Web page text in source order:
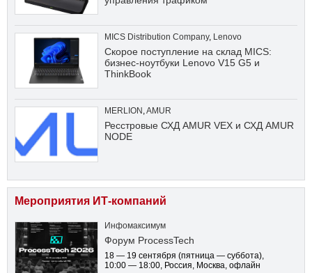
MICS Distribution Company, Lenovo
Скорое поступление на склад MICS:
бизнес-ноутбуки Lenovo V15 G5 и
ThinkBook
MERLION ,AMUR
Ресстровые СХД AMUR VEX и СХД AMUR
NODE
Мероприятия ИТ-компаний
Инфомаксимум
Форум ProcessTech
18 — 19 сентября (пятница — суббота),
10:00 — 18:00, Россия, Москва, офлайн